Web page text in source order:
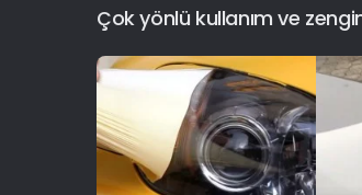
Çok yönlü kullanım ve